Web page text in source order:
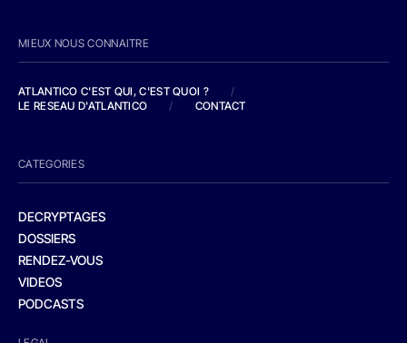
MIEUX NOUS CONNAITRE
ATLANTICO C'EST QUI, C'EST QUOI ?
/
LE RESEAU D'ATLANTICO
/ CONTACT
CATEGORIES
DECRYPTAGES
DOSSIERS
RENDEZ-VOUS
VIDEOS
PODCASTS